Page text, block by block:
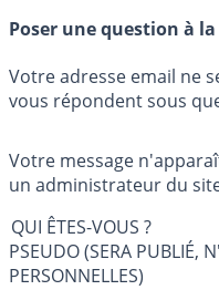
Poser une question à
Votre adresse email ne
vous répondent sous
Votre message
un administrateur du
QUI ÊTES-VOUS ?
PSEUDO (SERA PUBLIÉ,
PERSONNELLES)